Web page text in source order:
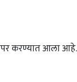
करण्यात आला